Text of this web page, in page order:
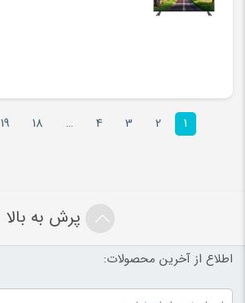
1
2
3
4
…
18
19
پرش به بالا
اطلاع از آخرین محصولات: